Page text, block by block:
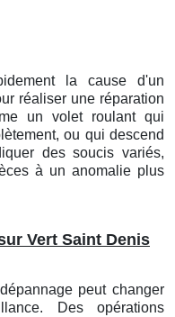
la cause d'un
réaliser une réparation
un volet roulant qui
ou qui descend
des soucis variés,
à un anomalie plus
Vert Saint Denis
peut changer
Des opérations